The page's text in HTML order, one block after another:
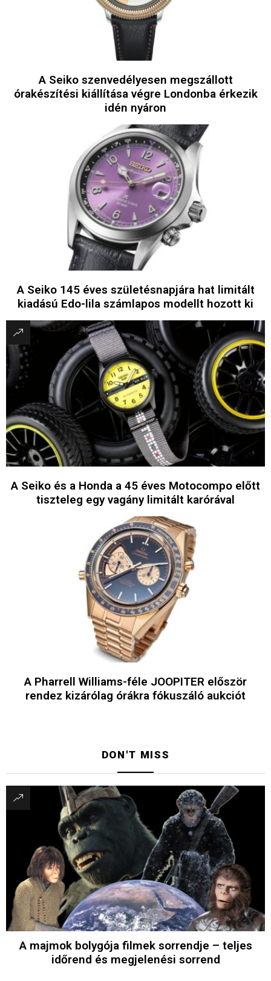
A Seiko szenvedélyesen megszállott
órakészítési kiállítása végre Londonba érkezik
idén nyáron
A Seiko 145 éves születésnapjára hat limitált
kiadású Edo-lila számlapos modellt hozott ki
A Seiko és a Honda a 45 éves Motocompo előtt
tiszteleg egy vagány limitált karórával
A Pharrell Williams-féle JOOPITER először
rendez kizárólag órákra fókuszáló aukciót
DON'T MISS
A majmok bolygója filmek sorrendje – teljes
időrend és megjelenési sorrend